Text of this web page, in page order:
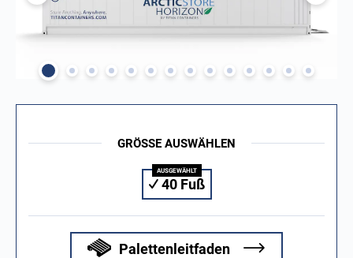
GRÖSSE AUSWÄHLEN
40 Fuß
Palettenleitfaden